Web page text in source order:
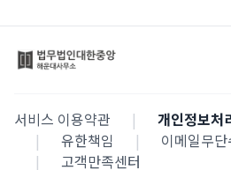
서비스 이용약관 | 개인정보처
|
유한책임 |
이메일무
|
고객만족센터